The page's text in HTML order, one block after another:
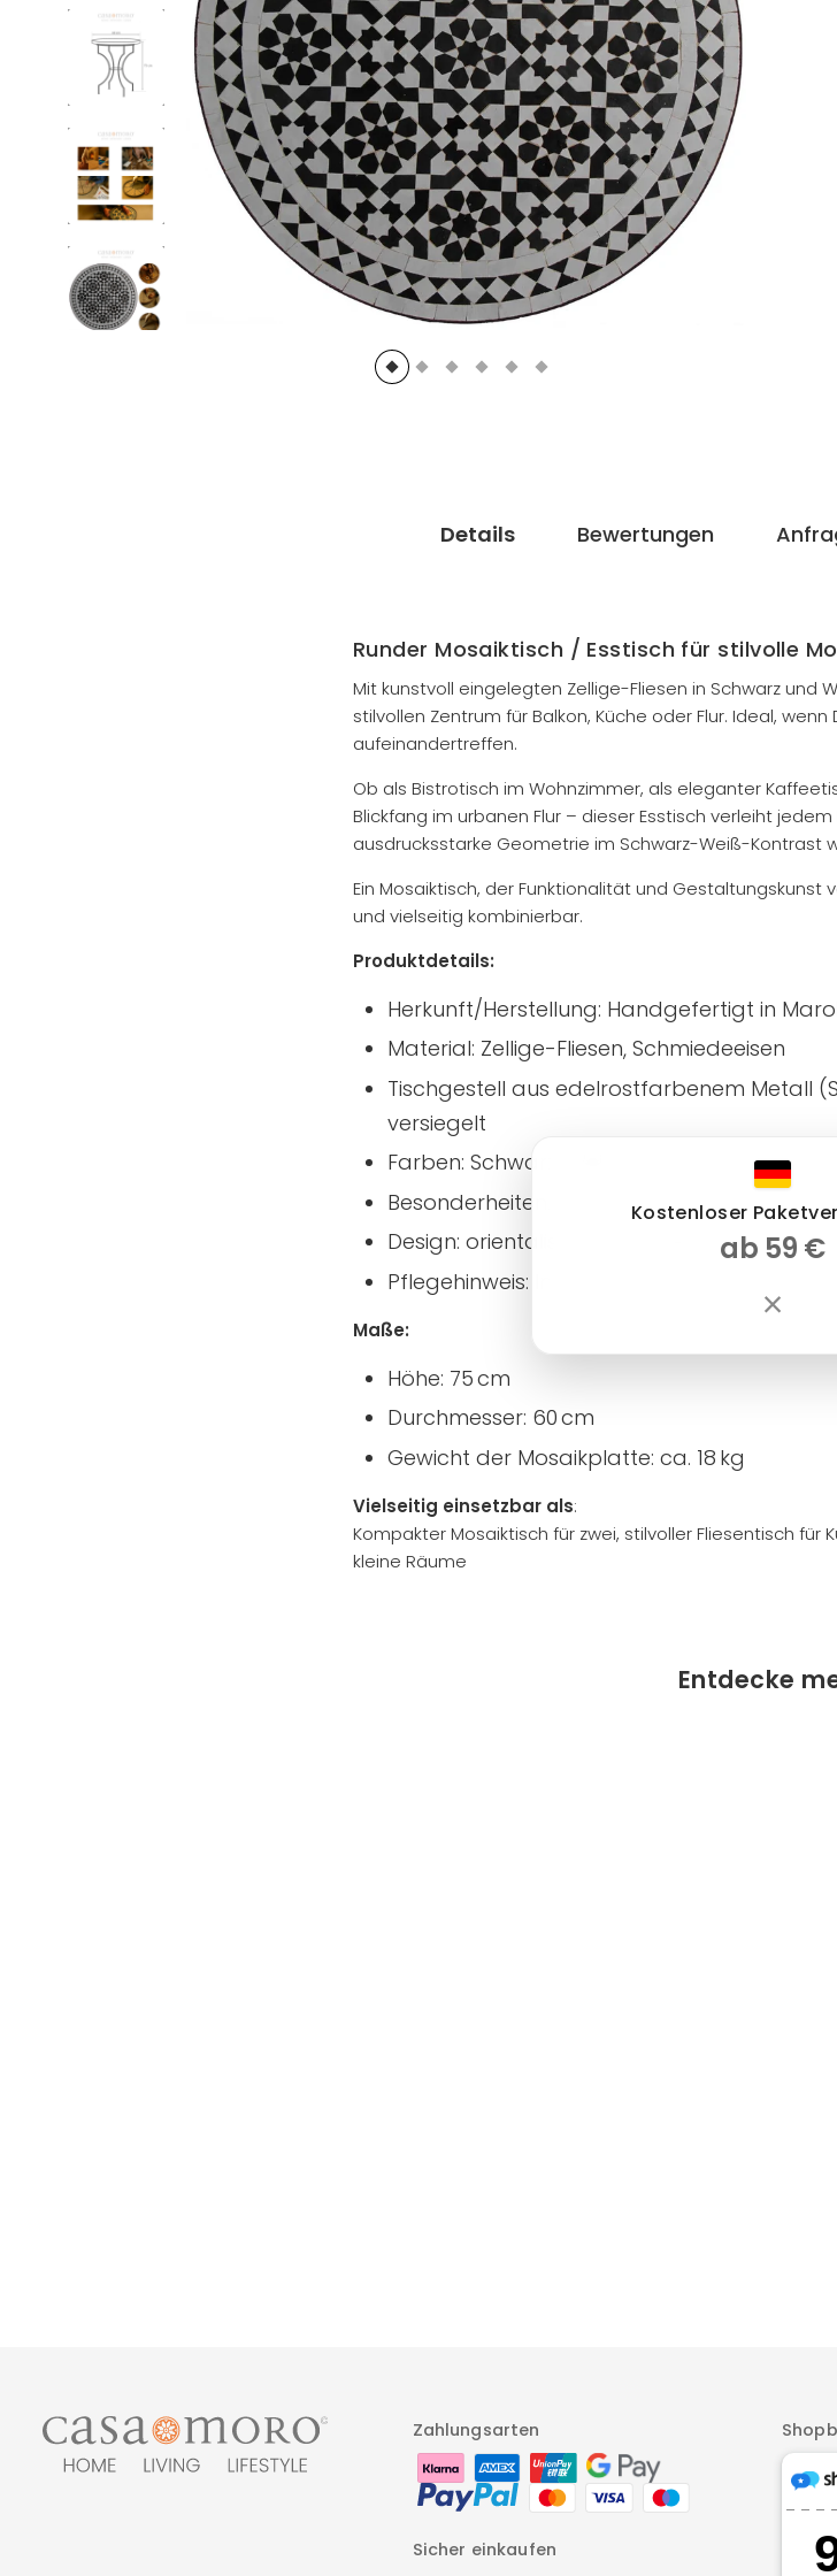
Details Bewertungen
Runder Mosaiktisch / Esstisch für stilvolle
Mit kunstvoll eingelegten Zellige-Fliesen in Schwarz und
stilvollen Zentrum für Balkon, Küche oder Flur. Ideal,
aufeinandertreffen.
Ob als Bistrotisch im Wohnzimmer, als eleganter
Blickfang im urbanen Flur – dieser Esstisch verleiht
ausdrucksstarke Geometrie im Schwarz-Weiß-Kontrast
Ein Mosaiktisch, der Funktionalität und
und vielseitig kombinierbar.
Produktdetails:
Herkunft/Herstellung: Handgefertigt in
Material: Zellige-Fliesen, Schmiedeeisen
Tischgestell aus edelrostfarbenem Metall
versiegelt
Farben: Schwarz, Weiß
Besonderheiten: jedes Stück ein Unikat,
Design: orientalisch, minimalistisch, modern-
Pflegehinweis: Im Winter den Esstisch bitte
Maße:
Höhe: 75 cm
Durchmesser: 60 cm
Gewicht der Mosaikplatte: ca. 18 kg
Vielseitig einsetzbar als:
Kompakter Mosaiktisch für zwei, stilvoller Fliesentisch für
kleine Räume
Entdecke
Zahlungsarten
Sicher einkaufen
Kostenloser
ab 59 €
×